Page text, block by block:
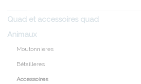
Quad et accessoires quad
Animaux
Moutonnieres
Bétailleres
Accessoires